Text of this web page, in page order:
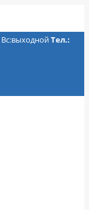
Вс:выходнойТел.: